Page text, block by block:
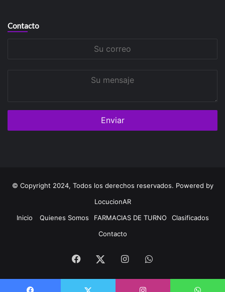
Contacto
© Copyright 2024, Todos los derechos reservados. Powered by
LocucionAR
Inicio
Quienes Somos FARMACIAS DE TURNO
Clasificados
Contacto
Facebook
TwitterInstagramWhatsapp